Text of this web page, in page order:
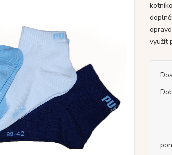
využít